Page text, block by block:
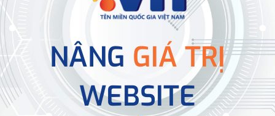
NÂNG GIÁ TRỊ
WEBSITE